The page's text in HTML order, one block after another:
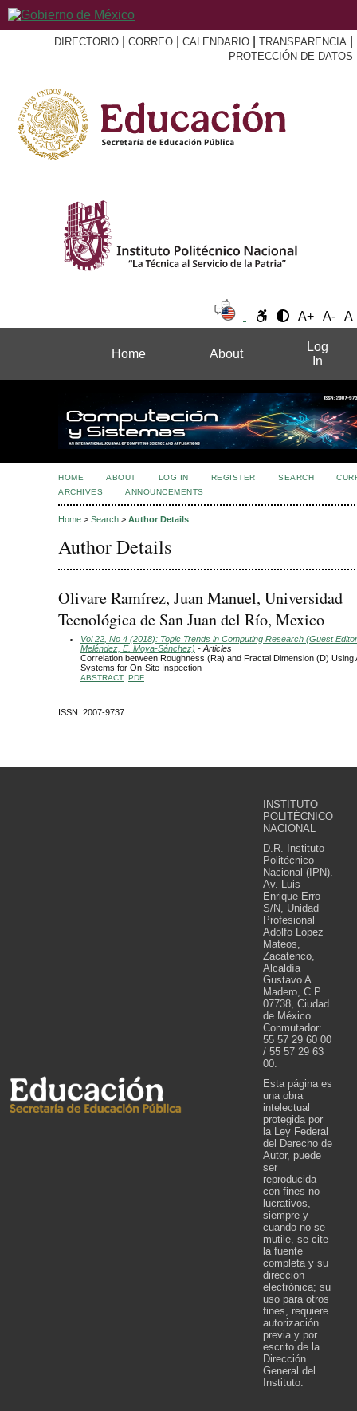
DIRECTORIO CORREO CALENDARIO TRANSPARENCIA
PROTECCIÓN DE DATOS
A+ A- A
Home About
Log
In
HOME ABOUT LOG IN REGISTER SEARCH
ARCHIVES
ANNOUNCEMENTS
Home > Search > Author Details
Author Details
Olivare Ramírez, Juan Manuel, Universidad
Tecnológica de San Juan del Río, Mexico
Vol 22, No 4 (2018): Topic Trends in Computing Research (Guest
Meléndez, E. Moya-Sánchez) - Articles
Correlation between Roughness (Ra) and Fractal Dimension (D) Using
Systems for On-Site Inspection
ABSTRACT PDF
ISSN: 2007-9737
INSTITUTO
POLITÉCNICO
NACIONAL
D.R. Instituto
Politécnico
Nacional (IPN).
Av. Luis
Enrique Erro
S/N, Unidad
Profesional
Adolfo López
Mateos,
Zacatenco,
Alcaldía
Gustavo A.
Madero, C.P.
07738, Ciudad
de México.
Conmutador:
55 57 29 60 00
/ 55 57 29 63
00.
Esta página es
una obra
intelectual
protegida por
la Ley Federal
del Derecho de
Autor, puede
ser
reproducida
con fines no
lucrativos,
siempre y
cuando no se
mutile, se cite
la fuente
completa y su
dirección
electrónica; su
uso para otros
fines, requiere
autorización
previa y por
escrito de la
Dirección
General del
Instituto.